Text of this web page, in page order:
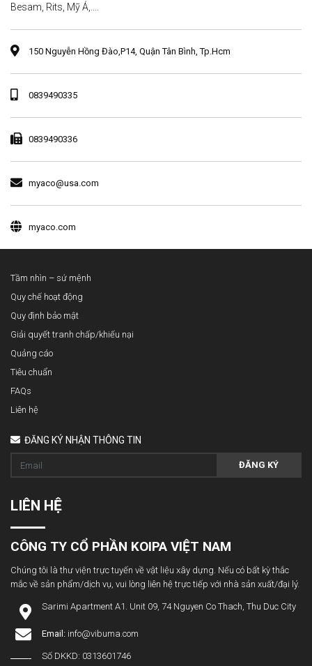
Besam, Rits, Mỹ Á,....
150 Nguyễn Hồng Đào,P14, Quận Tân Bình, Tp.Hcm
0839490335
0839490336
myaco@usa.com
myaco.com
Tầm nhìn – sứ mệnh
Quy chế hoạt động
Quy định bảo mật
Giải quyết tranh chấp/khiếu nại
Quảng cáo
Tiêu chuẩn
FAQs
Liên hệ
ĐĂNG KÝ NHẬN THÔNG TIN
ĐĂNG KÝ
LIÊN HỆ
CÔNG TY CỔ PHẦN KOIPA VIỆT NAM
Chúng tôi là thư viện trực tuyến về vật liệu xây dựng. Nếu có bất kỳ thắc
mắc về sản phẩm/dịch vụ, vui lòng liên hệ trực tiếp với nhà sản xuất/đại lý.
Sarimi Apartment A1. Unit 09, 74 Nguyen Co Thach, Thu Duc City
Email: info@vibuma.com
Số DKKD: 0313601746